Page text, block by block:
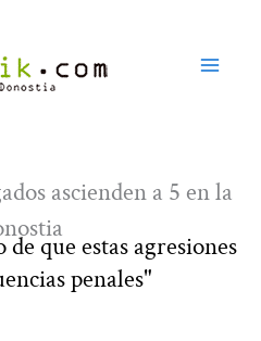
ascienden a 5 en la
que estas agresiones
penales"